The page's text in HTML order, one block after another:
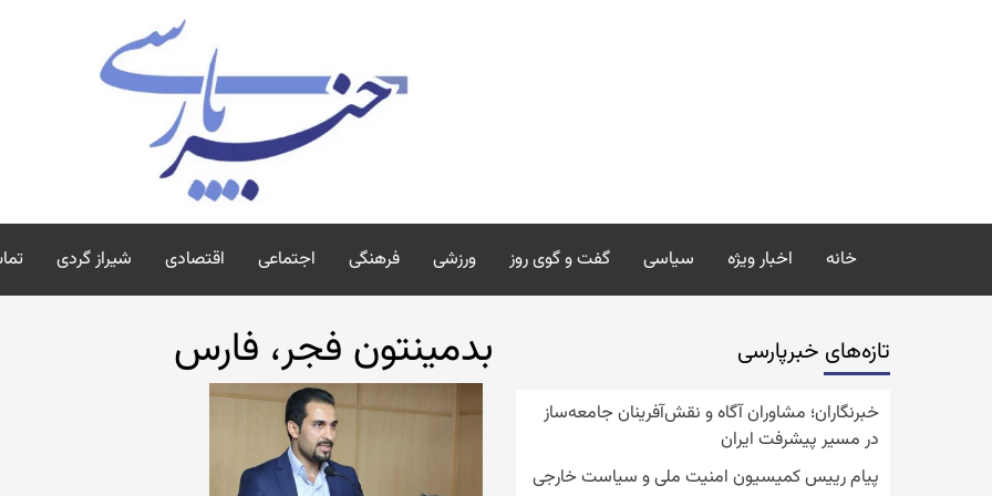
خانه اخبار ویژه سیاسی گفت و گوی روز ورزشی فرهنگی اجتماعی اقتصادی شیراز گردی
بدمینتون فجر، فارس تازه‌‏های خبرپارسی
خبرنگاران؛ مشاوران آگاه و نقش‌آفرینان جامعه‌ساز
در مسیر پیشرفت ایران
پیام رییس کمیسیون امنیت ملی و سیاست خارجی